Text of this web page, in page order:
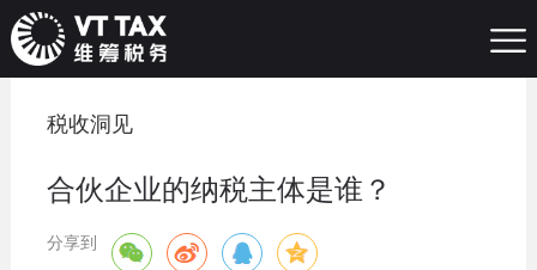
税收洞见
合伙企业的纳税主体是谁？
分享到